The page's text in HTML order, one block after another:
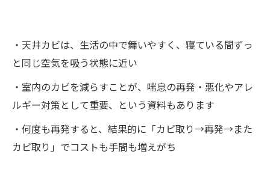
・天井カビは、生活の中で舞いやすく、寝ている間ずっ
と同じ空気を吸う状態に近い
・室内のカビを減らすことが、喘息の再発・悪化やアレ
ルギー対策として重要、という資料もあります
・何度も再発すると、結果的に「カビ取り→再発→また
カビ取り」でコストも手間も増えがち